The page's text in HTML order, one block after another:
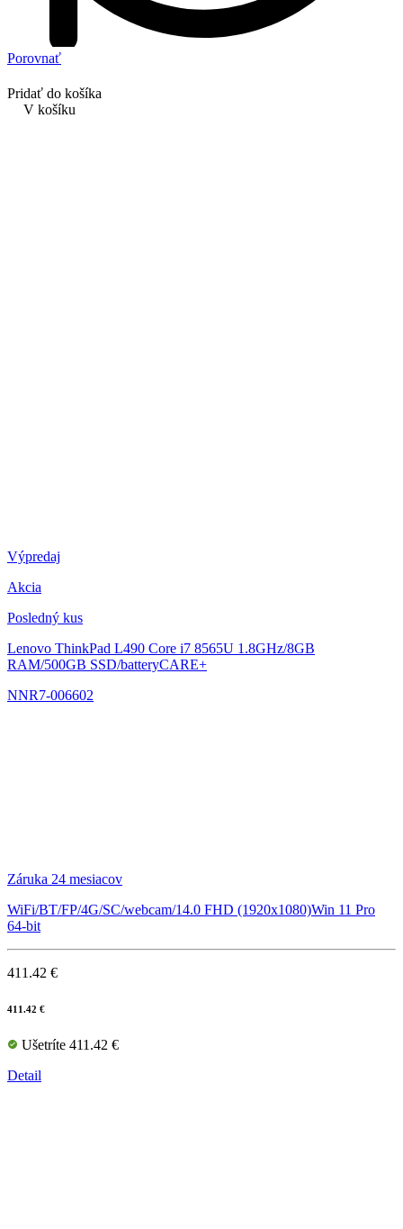
Porovnať
Pridať do košíka
V košíku
Výpredaj
Akcia
Posledný kus
Lenovo ThinkPad L490 Core i7 8565U 1.8GHz/8GB
RAM/500GB SSD/batteryCARE+
NNR7-006602
Záruka 24 mesiacov
WiFi/BT/FP/4G/SC/webcam/14.0 FHD (1920x1080)Win 11 Pro
64-bit
411.42 €
411.42 €
Ušetríte 411.42 €
Detail